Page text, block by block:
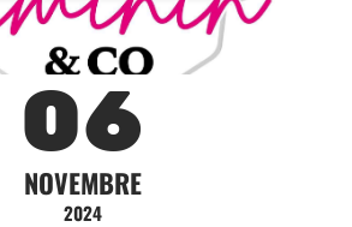
06
NOVEMBRE
2024